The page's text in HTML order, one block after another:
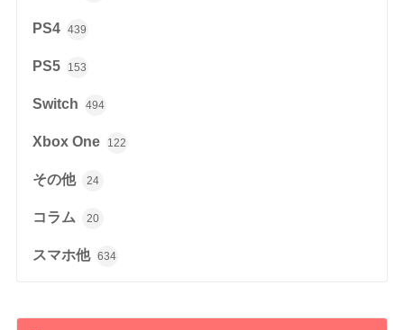
PS4 439
PS5 153
Switch 494
Xbox One 122
その他 24
コラム 20
スマホ他 634